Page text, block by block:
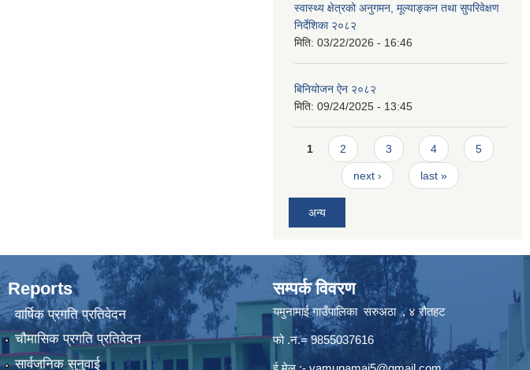
स्वास्थ्य क्षेत्रको अनुगमन, मूल्याङ्कन तथा सुपरिवेक्षण
निर्देशिका २०८२
मिति: 03/22/2026 - 16:46
बिनियोजन ऐन २०८२
मिति: 09/24/2025 - 13:45
Pages
1 2 3 4 5
next › last »
अन्य
Reports
वार्षिक प्रगति प्रतिवेदन
चौमासिक प्रगति प्रतिवेदन
सार्वजनिक सुनुवाई
सम्पर्क विवरण
यमुनामाई गाउँपालिका सरुअठा , ४ रौतहट
फो .न.= 9855037616